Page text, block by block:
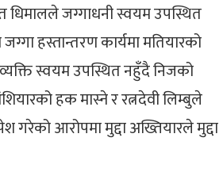
धिमालले जग्गाधनी स्वयम उपस्थित
हस्तान्तरण कार्यमा मतियारको
स्वयम उपस्थित नहुँदै निजको
हक मास्ने र रत्नदेवी लिम्बुले
आरोपमा मुद्दा अख्तियारले मुद्दा